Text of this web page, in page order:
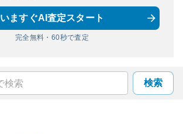
いますぐAI査定スタート
完全無料・60秒で査定
検索